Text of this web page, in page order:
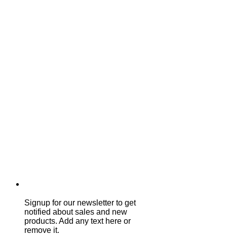
Signup for our newsletter to get
notified about sales and new
products. Add any text here or
remove it.